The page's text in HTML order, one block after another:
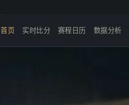
首页 实时比分 赛程日历 数据分析